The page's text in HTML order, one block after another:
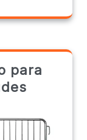
para